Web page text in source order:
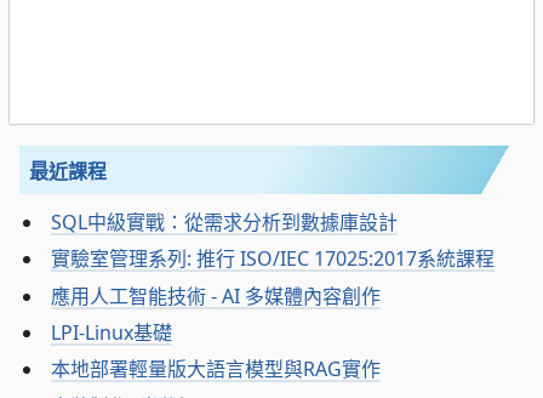
最近課程
SQL中級實戰：從需求分析到數據庫設計
實驗室管理系列: 推行 ISO/IEC 17025:2017系統課程
應用人工智能技術 - AI 多媒體內容創作
LPI-Linux基礎
本地部署輕量版大語言模型與RAG實作